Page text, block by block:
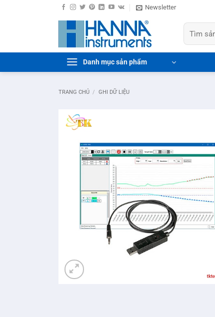
Newsletter
Tìm
kiếm:
Danh mục sản phẩm
TRANG CHỦ / GHI DỮ LIỆU